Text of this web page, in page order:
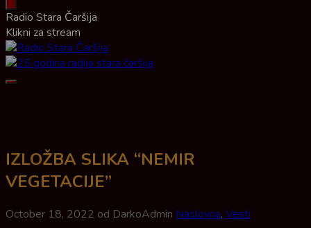
Radio Stara Čaršija
Klikni za stream
IZLOŽBA SLIKA “NEMIR
VEGETACIJE”
October 18, 2022 od DarkoAdmin Naslovna, Vesti